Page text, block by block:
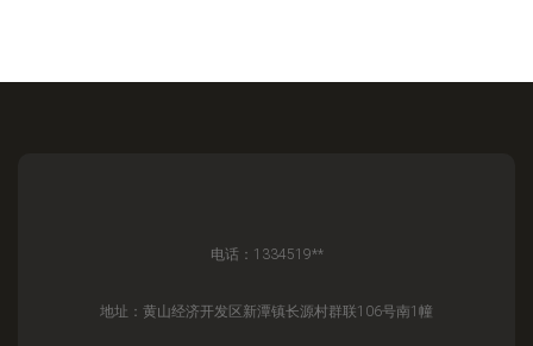
电话：1334519**
地址：黄山经济开发区新潭镇长源村群联106号南1幢